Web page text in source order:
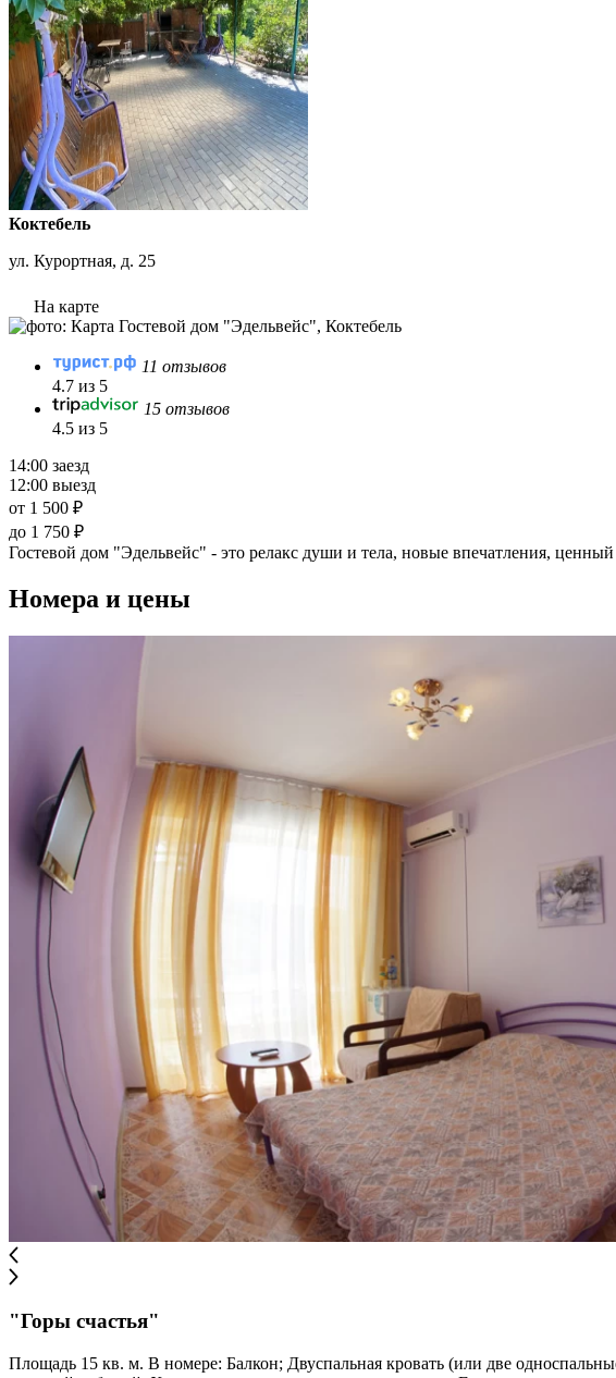
Коктебель
ул. Курортная, д. 25
На карте
11 отзывов
4.7 из 5
15 отзывов
4.5 из 5
14:00 заезд
12:00 выезд
от 1 500 ₽
до 1 750 ₽
Гостевой дом "Эдельвейс" - это релакс души и тела, новые впечатления,
Номера и цены
"Горы счастья"
Площадь 15 кв. м. В номере: Балкон; Двуспальная кровать (или две